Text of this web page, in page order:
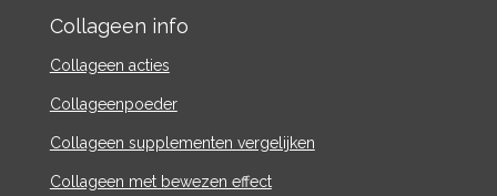
Collageen info
Collageen acties
Collageenpoeder
Collageen supplementen vergelijken
Collageen met bewezen effect